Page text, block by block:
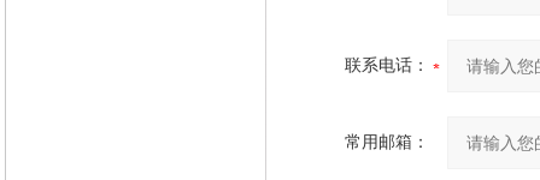
联系电话：
常用邮箱：